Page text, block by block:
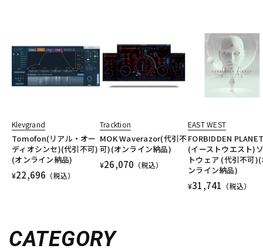
Klevgrand
Tomofon(リアル・オー
ディオシンセ)(代引不可)
(オンライン納品)
¥22,696 （税込）
Tracktion
MOK Waverazor(代引不
可)(オンライン納品)
¥26,070 （税込）
EAST WEST
FORBIDDEN
(イーストウエスト)
トウェア (代引不可
ンライン納品)
¥31,741 （税込）
CATEGORY